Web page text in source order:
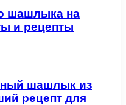
шашлыка на
и рецепты
шашлык из
рецепт для